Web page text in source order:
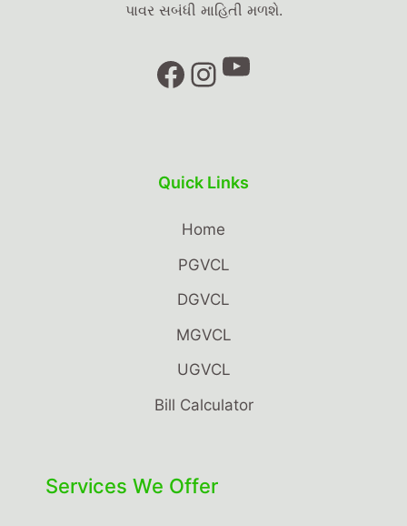
પાવર સબંધી માહિતી મળશે.
Facebook
Instagram
YouTube
Quick Links
Home
PGVCL
DGVCL
MGVCL
UGVCL
Bill Calculator
Services We Offer